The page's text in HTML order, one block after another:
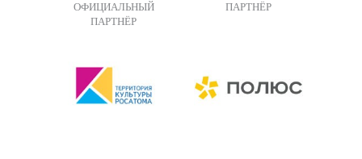
ОФИЦИАЛЬНЫЙ
ПАРТНЁР
ПАРТНЁР